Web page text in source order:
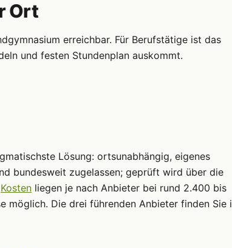
Ort
erreichbar. Für Berufstätige ist das
und festen Stundenplan auskommt.
Lösung: ortsunabhängig, eigenes
bundesweit zugelassen; geprüft wird über die
Kosten liegen je nach Anbieter bei rund 2.400 bis
möglich. Die drei führenden Anbieter finden Sie